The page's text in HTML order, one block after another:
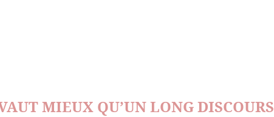
MIEUX QU’UN LONG DISCOURS